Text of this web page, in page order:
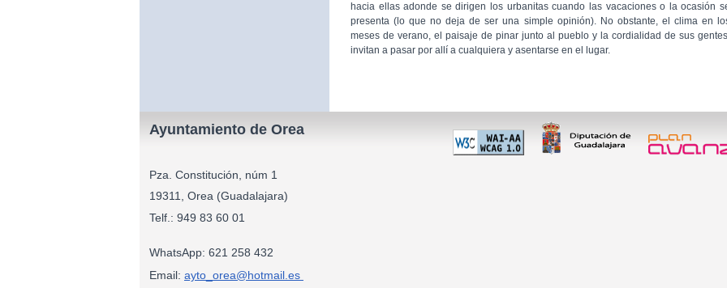
hacia ellas adonde se dirigen los urbanitas cuando las vacaciones o la ocasión
presenta (lo que no deja de ser una simple opinión). No obstante, el clima en
meses de verano, el paisaje de pinar junto al pueblo y la cordialidad de sus
invitan a pasar por allí a cualquiera y asentarse en el lugar.
Ayuntamiento de Orea
Pza. Constitución, núm 1
19311, Orea (Guadalajara)
Telf.: 949 83 60 01
WhatsApp: 621 258 432
Email: ayto_orea@hotmail.es